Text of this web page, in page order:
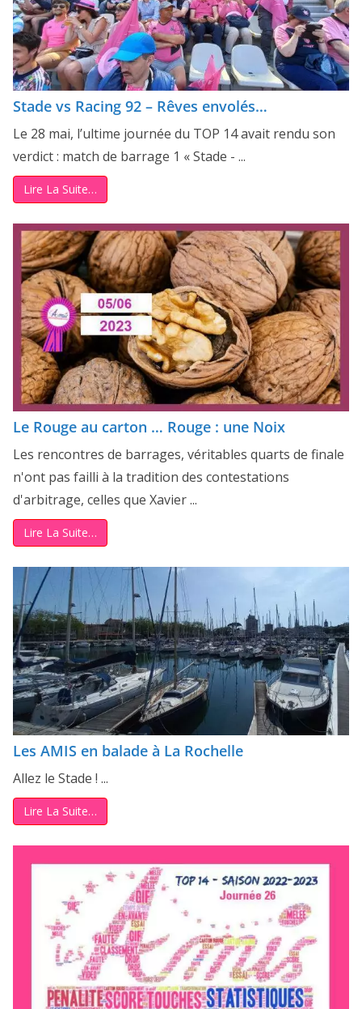
Stade vs Racing 92 – Rêves envolés…
Le 28 mai, l’ultime journée du TOP 14 avait rendu son
verdict : match de barrage 1 « Stade - ...
Lire La Suite…
Le Rouge au carton … Rouge : une Noix
Les rencontres de barrages, véritables quarts de finale
n'ont pas failli à la tradition des contestations
d'arbitrage, celles que Xavier ...
Lire La Suite…
Les AMIS en balade à La Rochelle
Allez le Stade ! ...
Lire La Suite…